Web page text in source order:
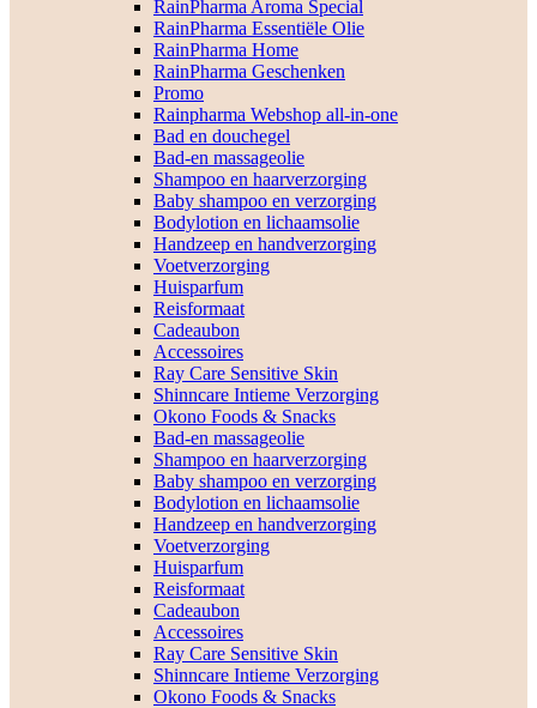
RainPharma Aroma Special
RainPharma Essentiële Olie
RainPharma Home
RainPharma Geschenken
Promo
Rainpharma Webshop all-in-one
Bad en douchegel
Bad-en massageolie
Shampoo en haarverzorging
Baby shampoo en verzorging
Bodylotion en lichaamsolie
Handzeep en handverzorging
Voetverzorging
Huisparfum
Reisformaat
Cadeaubon
Accessoires
Ray Care Sensitive Skin
Shinncare Intieme Verzorging
Okono Foods & Snacks
Bad-en massageolie
Shampoo en haarverzorging
Baby shampoo en verzorging
Bodylotion en lichaamsolie
Handzeep en handverzorging
Voetverzorging
Huisparfum
Reisformaat
Cadeaubon
Accessoires
Ray Care Sensitive Skin
Shinncare Intieme Verzorging
Okono Foods & Snacks